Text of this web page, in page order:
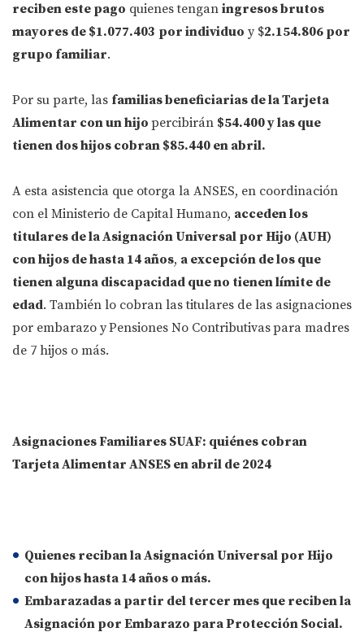
reciben este pago quienes tengan ingresos brutos
mayores de $1.077.403 por individuo y $2.154.806 por
grupo familiar.
Por su parte, las familias beneficiarias de la Tarjeta
Alimentar con un hijo percibirán $54.400 y las que
tienen dos hijos cobran $85.440 en abril.
A esta asistencia que otorga la ANSES, en coordinación
con el Ministerio de Capital Humano, acceden los
titulares de la Asignación Universal por Hijo (AUH)
con hijos de hasta 14 años, a excepción de los que
tienen alguna discapacidad que no tienen límite de
edad. También lo cobran las titulares de las asignaciones
por embarazo yPensiones No Contributivaspara madres
de 7 hijos o más.
Asignaciones Familiares SUAF: quiénes cobran
Tarjeta Alimentar ANSES en abril de 2024
Quienes reciban laAsignación Universal por Hijo
con hijoshasta 14 años o más.
Embarazadas a partir del tercer mes que reciben la
Asignación por Embarazo para Protección Social.